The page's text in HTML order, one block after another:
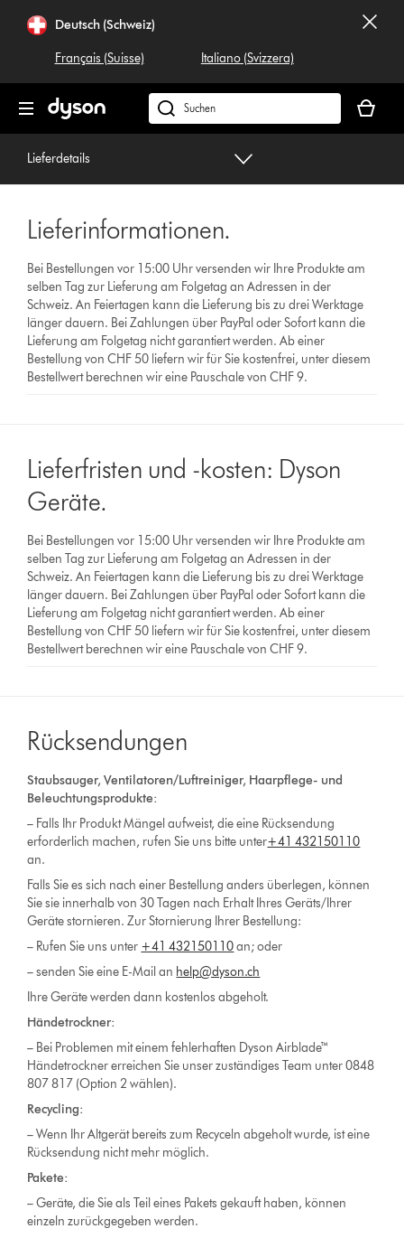
überspringenDeutsch (Schweiz)
Français (Suisse) Italiano (Svizzera)
Dyson.ch
durchsuchen
ist
Lieferdetails
Lieferinformationen.
Bei Bestellungen vor 15:00 Uhr versenden wir Ihre Produkte am
selben Tag zur Lieferung am Folgetag an Adressen in der
Schweiz. An Feiertagen kann die Lieferung bis zu drei Werktage
länger dauern. Bei Zahlungen über PayPal oder Sofort kann die
Lieferung am Folgetag nicht garantiert werden. Ab einer
Bestellung von CHF 50 liefern wir für Sie kostenfrei, unter diesem
Bestellwert berechnen wir eine Pauschale von CHF 9.
Lieferfristen und -kosten: Dyson
Geräte.
Bei Bestellungen vor 15:00 Uhr versenden wir Ihre Produkte am
selben Tag zur Lieferung am Folgetag an Adressen in der
Schweiz. An Feiertagen kann die Lieferung bis zu drei Werktage
länger dauern. Bei Zahlungen über PayPal oder Sofort kann die
Lieferung am Folgetag nicht garantiert werden. Ab einer
Bestellung von CHF 50 liefern wir für Sie kostenfrei, unter diesem
Bestellwert berechnen wir eine Pauschale von CHF 9.
Rücksendungen
Staubsauger, Ventilatoren/Luftreiniger, Haarpflege- und
Beleuchtungsprodukte:
– Falls Ihr Produkt Mängel aufweist, die eine Rücksendung
erforderlich machen, rufen Sie uns bitte unter+41 432150110
an.
Falls Sie es sich nach einer Bestellung anders überlegen, können
Sie sie innerhalb von 30 Tagen nach Erhalt Ihres Geräts/Ihrer
Geräte stornieren. Zur Stornierung Ihrer Bestellung:
– Rufen Sie uns unter +41 432150110an; oder
– senden Sie eine E-Mail an help@dyson.ch
Ihre Geräte werden dann kostenlos abgeholt.
Händetrockner:
– Bei Problemen mit einem fehlerhaften Dyson Airblade™
Händetrockner erreichen Sie unser zuständiges Team unter 0848
807 817 (Option 2 wählen).
Recycling:
– Wenn Ihr Altgerät bereits zum Recyceln abgeholt wurde, ist eine
Rücksendung nicht mehr möglich.
Pakete:
– Geräte, die Sie als Teil eines Pakets gekauft haben, können
einzeln zurückgegeben werden.